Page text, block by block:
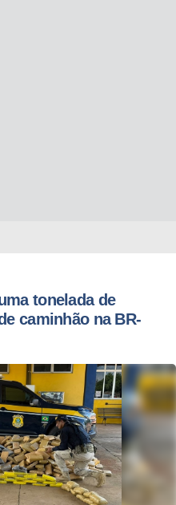
tonelada de
caminhão na BR-